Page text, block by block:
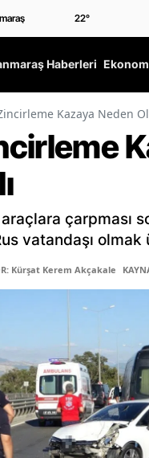
22°
Haberleri
Kazaya Neden
çarpması
vatandaşı olmak
Kürşat Kerem Akçakale